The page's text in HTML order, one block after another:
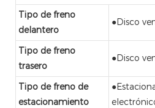
Tipo de freno
delantero
●Disco
Tipo de freno
trasero
●Disco
Tipo de freno de
estacionamiento